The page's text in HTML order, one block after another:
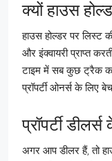
क्यों हाउस
हाउस होल्डर पर लिस्ट
और इंक्वायरी प्राप्त
टाइम में सब कुछ ट्रैक
प्रॉपर्टी ओनर्स के लिए
प्रॉपर्टी
अगर आप डीलर हैं, तो